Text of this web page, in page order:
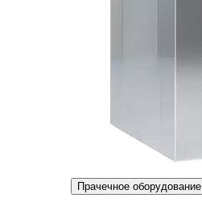
Прачечное оборудование